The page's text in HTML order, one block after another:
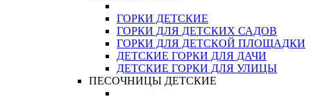
ГОРКИ ДЕТСКИЕ
ГОРКИ ДЛЯ ДЕТСКИХ САДОВ
ГОРКИ ДЛЯ ДЕТСКОЙ ПЛОЩАДКИ
ДЕТСКИЕ ГОРКИ ДЛЯ ДАЧИ
ДЕТСКИЕ ГОРКИ ДЛЯ УЛИЦЫ
ПЕСОЧНИЦЫ ДЕТСКИЕ